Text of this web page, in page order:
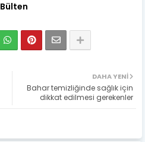
Bülten
DAHA YENI
Bahar temizliğinde sağlık için
dikkat edilmesi gerekenler